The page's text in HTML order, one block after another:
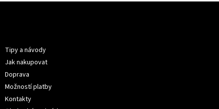
Tipy a návody
Jak nakupovat
Doprava
Možností platby
Kontakty